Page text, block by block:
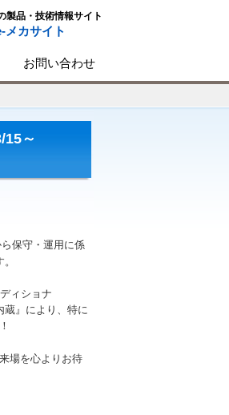
製品・技術情報サイト
メカサイト
お問い合わせ
15～
保守・運用に係
ィショナ
蔵』により、特に
場を心よりお待